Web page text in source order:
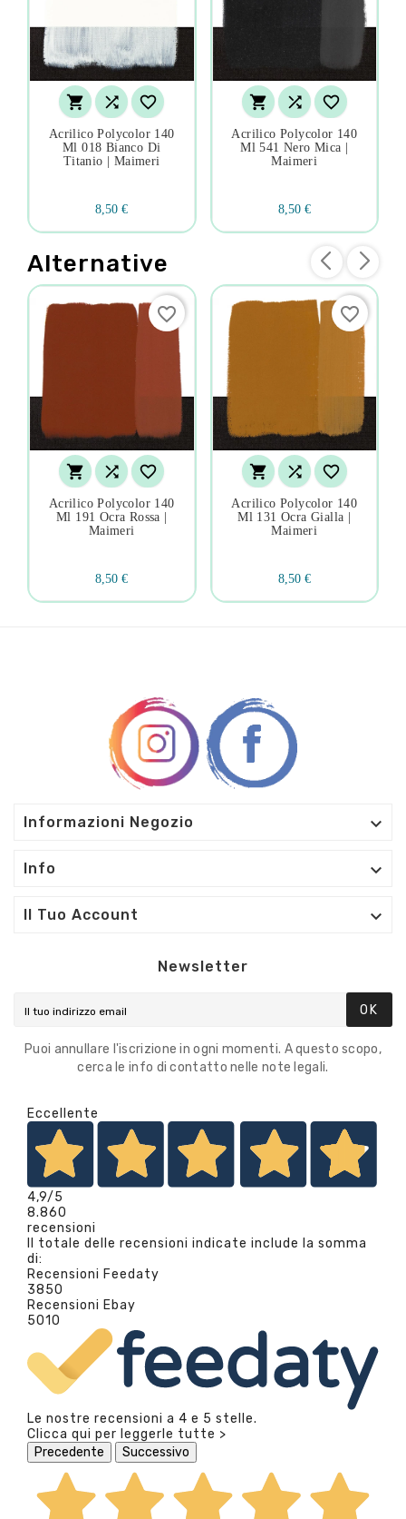
  
Acrilico Polycolor 140
Ml 018 Bianco Di
Titanio | Maimeri
8,50 €
  
Acrilico Polycolor 140
Ml 541 Nero Mica |
Maimeri
8,50 €
Alternative
  
Acrilico Polycolor 140
Ml 191 Ocra Rossa |
Maimeri
8,50 €
favorite_border
  
Acrilico Polycolor 140
Ml 131 Ocra Gialla |
Maimeri
8,50 €
favorite_border
Informazioni Negozio 
Info 
Il Tuo Account 
Newsletter
OK
Puoi annullare l'iscrizione in ogni momenti. A questo scopo,
cerca le info di contatto nelle note legali.
Eccellente
4,9/5
8.860
recensioni
Il totale delle recensioni indicate include la somma
di:
Recensioni Feedaty
3850
Recensioni Ebay
5010
Le nostre recensioni a 4 e 5 stelle.
Clicca qui per leggerle tutte >
Precedente
Successivo